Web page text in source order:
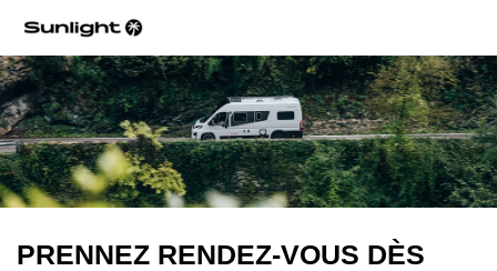
PRENNEZ RENDEZ-VOUS DÈS